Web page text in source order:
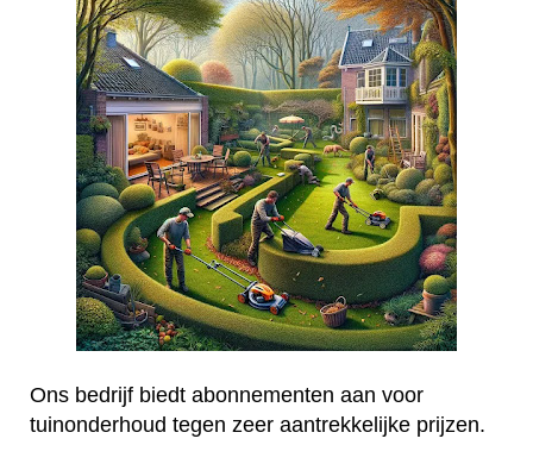
Ons bedrijf biedt abonnementen aan voor
tuinonderhoud tegen zeer aantrekkelijke prijzen.